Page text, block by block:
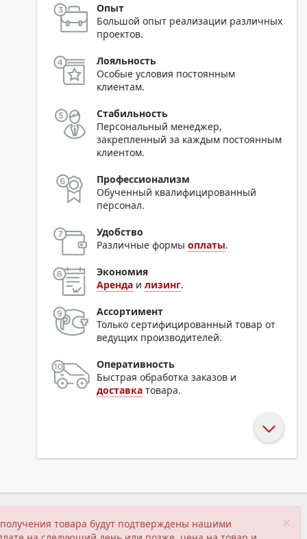
Опыт
Большой опыт реализации различных
проектов.
Лояльность
Особые условия постоянным
клиентам.
Стабильность
Персональный менеджер,
закрепленный за каждым постоянным
клиентом.
Профессионализм
Обученный квалифицированный
персонал.
Удобство
Различные формыоплаты.
Экономия
Аренда илизинг.
Ассортимент
Только сертифицированный товар от
ведущих производителей.
Оперативность
Быстрая обработка заказов и
доставка товара.
×
товара будут подтверждены нашими